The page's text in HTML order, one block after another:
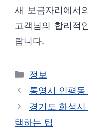
새 보금자리에서
고객님의 합리적
랍니다.
카
테
리
정보
통영시 인평
경기도 화성
택하는 팁